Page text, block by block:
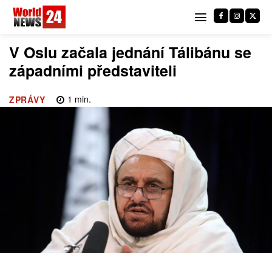
V Oslu začala jednání Tálibánu se
západními představiteli
ZPRÁVY 1 min.